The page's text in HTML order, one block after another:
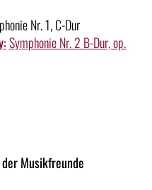
Nr. 1, C-Dur
Symphonie Nr. 2 B-Dur, op.
Musikfreunde